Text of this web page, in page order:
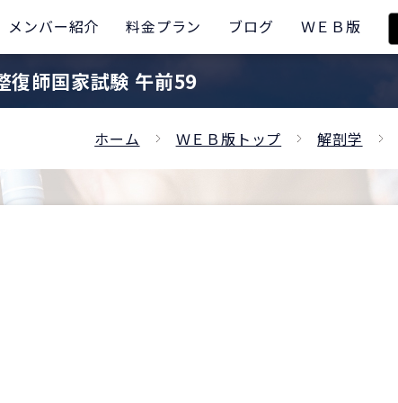
メンバー紹介 料金プラン ブログ ＷＥＢ版
復師国家試験 午前59
ホーム ＷＥＢ版トップ 解剖学